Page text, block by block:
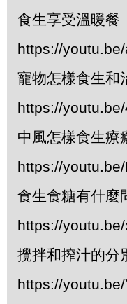
食生享受溫暖
https://
寵物怎樣食生和
https://
中風怎樣食生療
https://
食生食糖有什麼
https://
攪拌和搾汁的分
https://